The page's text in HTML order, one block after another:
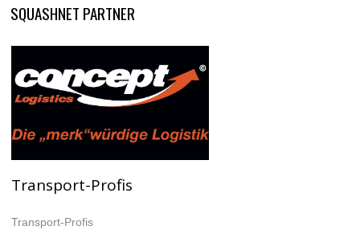
SQUASHNET PARTNER
Transport-Profis
Transport-Profis